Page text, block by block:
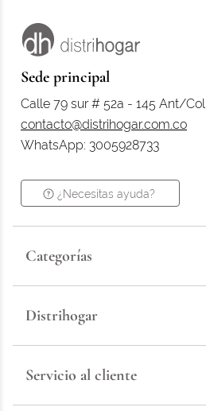
Sede principal
Calle 79 sur # 52a - 145 Ant/Col
contacto@distrihogar.com.co
WhatsApp: 3005928733
¿Necesitas ayuda?
Categorías
Distrihogar
Servicio al cliente